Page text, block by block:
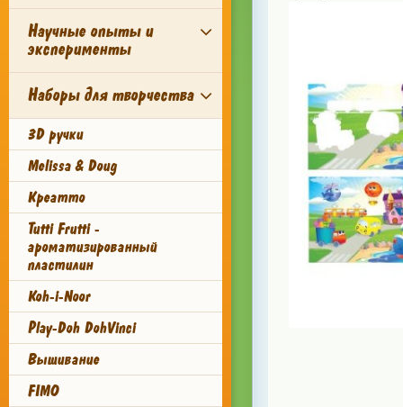
Научные опыты и
эксперименты
Наборы для творчества
3D ручки
Melissa & Doug
Креатто
Tutti Frutti -
ароматизированный
пластилин
Koh-i-Noor
Play-Doh DohVinci
Вышивание
FIMO